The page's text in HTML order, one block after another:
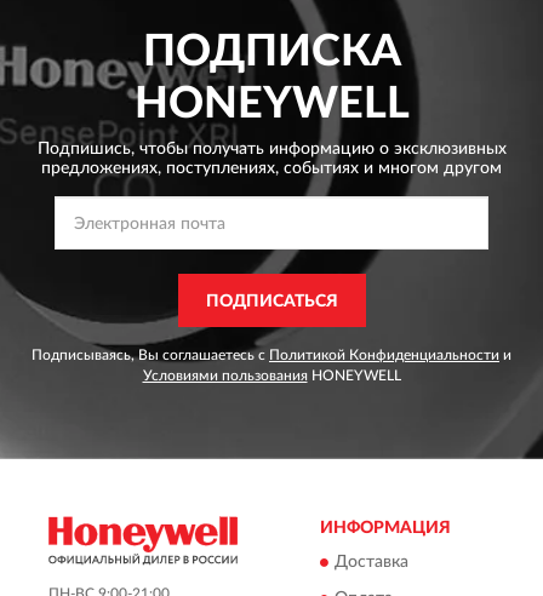
ПОДПИСКА
HONEYWELL
Подпишись, чтобы получать информацию о эксклюзивных
предложениях, поступлениях, событиях и многом другом
ПОДПИСАТЬСЯ
Подписываясь, Вы соглашаетесь с Политикой Конфиденциальности и
Условиями пользованияHONEYWELL
ИНФОРМАЦИЯ
Доставка